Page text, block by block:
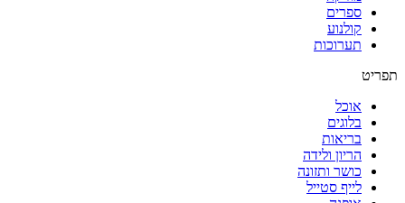
ספרים
קולנוע
תערוכות
תפריט
אוכל
בלוגים
בריאות
הריון ולידה
כושר ותזונה
לייף סטייל